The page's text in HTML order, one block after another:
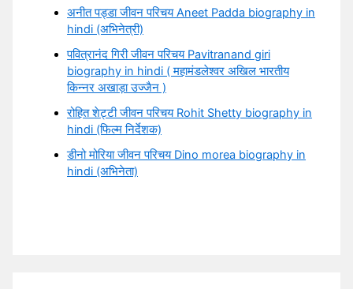
अनीत पड्डा जीवन परिचय Aneet Padda biography in
hindi (अभिनेत्री)
पवित्रानंद गिरी जीवन परिचय Pavitranand giri
biography in hindi ( महामंडलेश्वर अखिल भारतीय
किन्नर अखाड़ा उज्जैन )
रोहित शेट्टी जीवन परिचय Rohit Shetty biography in
hindi (फिल्म निर्देशक)
डीनो मोरिया जीवन परिचय Dino morea biography in
hindi (अभिनेता)